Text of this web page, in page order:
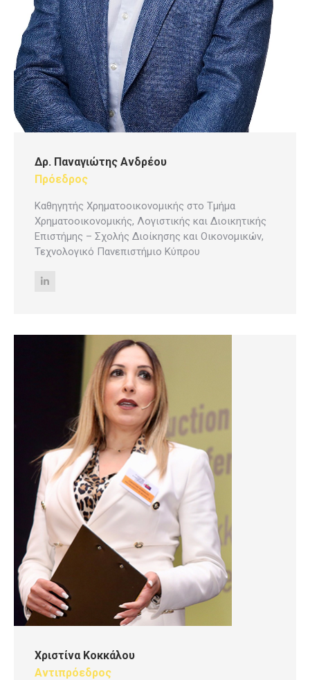
Δρ. Παναγιώτης Ανδρέου
Πρόεδρος
Καθηγητής Χρηματοοικονομικής στο Τμήμα
Χρηματοοικονομικής, Λογιστικής και Διοικητικής
Επιστήμης – Σχολής Διοίκησης και Οικονομικών,
Τεχνολογικό Πανεπιστήμιο Κύπρου
Linkedin
Χριστίνα Κοκκάλου
Αντιπρόεδρος